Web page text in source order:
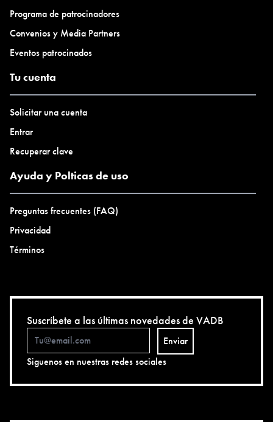
Programa de patrocinadores
Convenios y Media Partners
Eventos patrocinados
Tu cuenta
Solicitar una cuenta
Entrar
Recuperar clave
Ayuda y Polticas de uso
Preguntas frecuentes (FAQ)
Privacidad
Términos
Suscríbete a las últimas novedades de VADB
Enviar
Siguenos en nuestras redes sociales